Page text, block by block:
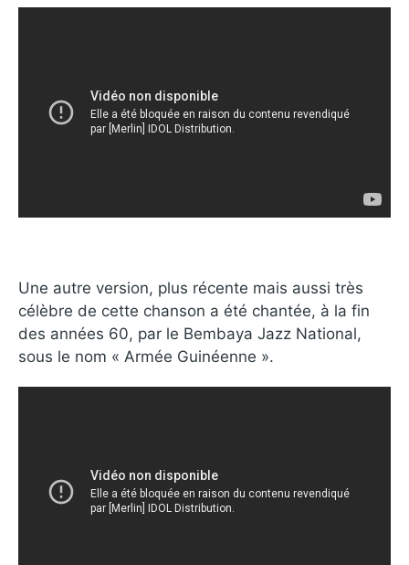
Une autre version, plus récente mais aussi très
célèbre de cette chanson a été chantée, à la fin
des années 60, par le Bembaya Jazz National,
sous le nom « Armée Guinéenne ».